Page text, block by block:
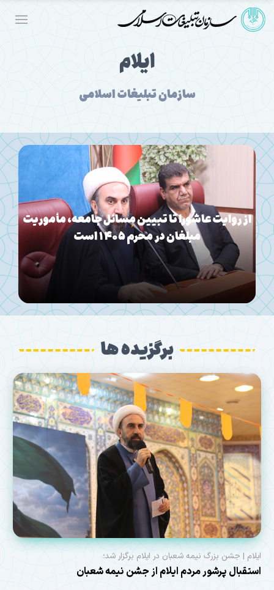
ایلام
سازمان تبلیغات اسلامی
منطقه‌بندی فعالیت‌ها با هدف انتقال بهتر برنامه‌ها
به میدان اجرا شد
برگزیده ها
ایلام | جشن بزرگ نیمه شعبان در ایلام برگزار شد؛
استقبال پرشور مردم ایلام از جشن نیمه شعبان